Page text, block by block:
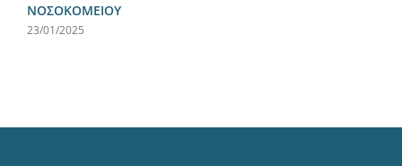
ΝΟΣΟΚΟΜΕΙΟΥ
23/01/2025